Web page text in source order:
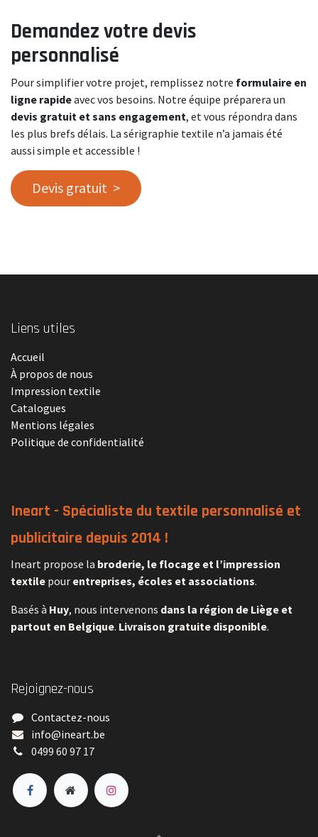
Demandez votre devis
personnalisé
Pour simplifier votre projet, remplissez notre formulaire en
ligne rapideavec vos besoins. Notre équipe préparera un
devis gratuit et sans engagement, et vous répondra dans
les plus brefs délais. La sérigraphie textile n’a jamais été
aussi simple et accessible !
Devis gratuit >​​​​
Liens utiles
Accueil
À propos de nous
Impression textile
Catalogues
Mentions légales
Politique de confidentialité
Ineart - Spécialiste du textile personnalisé et
publicitaire depuis 2014 !
Ineart propose la broderie, le flocage et l’impression
textile pour entreprises, écoles et associations.
Basés à Huy, nous intervenons dans la région de Liège et
partout en Belgique. Livraison gratuite disponible.
Rejoignez-nous
Contactez-nous
​info@ineart.be
0499 60 97 17